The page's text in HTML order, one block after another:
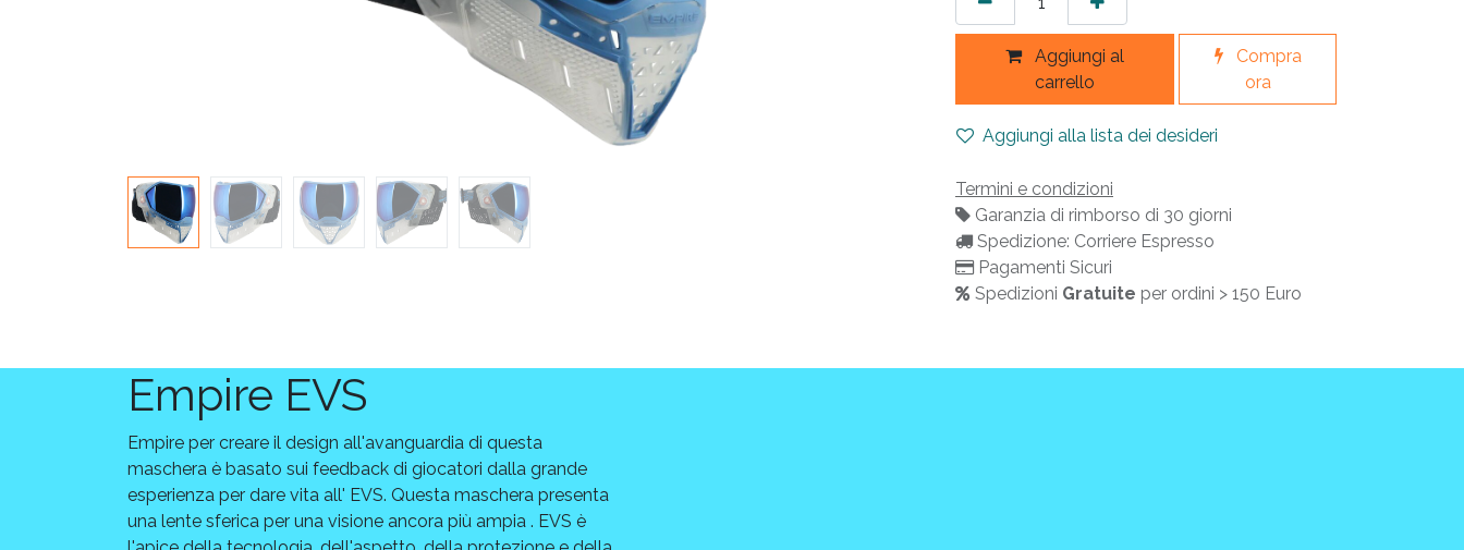
Aggiungi al
carrello
Compra
ora
Aggiungi alla lista dei desideri
Termini e condizioni
Garanzia di rimborso di 30 giorni
Spedizione: Corriere Espresso
Pagamenti Sicuri
Spedizioni Gratuite per ordini > 150 Euro
Empire EVS
Empire per creare il design all'avanguardia di questa
maschera è basato sui feedback di giocatori dalla grande
esperienza per dare vita all' EVS. Questa maschera presenta
una lente sferica per una visione ancora più ampia . EVS è